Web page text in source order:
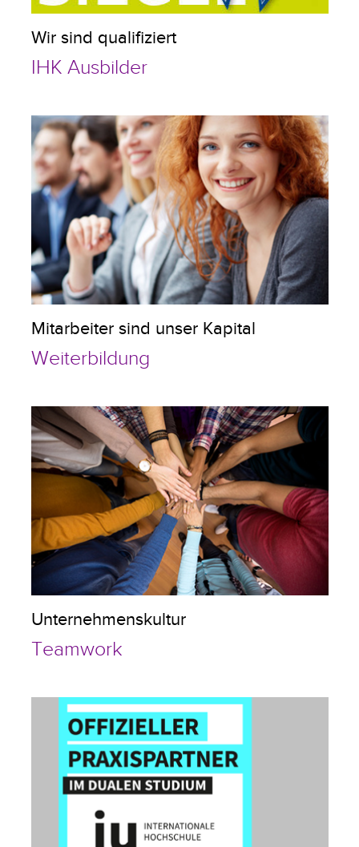
Wir sind qualifiziert
IHK Ausbilder
Mitarbeiter sind unser Kapital
Weiterbildung
Unternehmenskultur
Teamwork